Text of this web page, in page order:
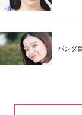
パンダ